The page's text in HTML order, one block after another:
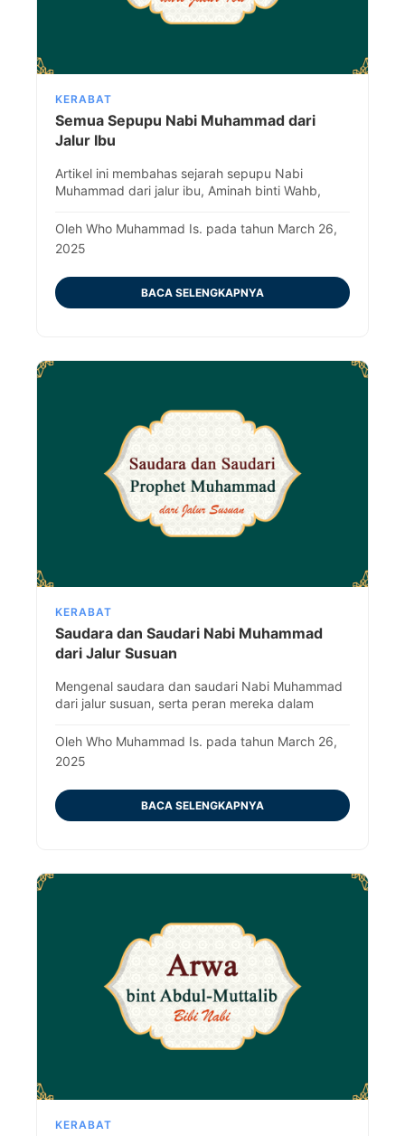
KERABAT
Semua Sepupu Nabi Muhammad dari
Jalur Ibu
Artikel ini membahas sejarah sepupu Nabi
Muhammad dari jalur ibu, Aminah binti Wahb,
terkait.
Oleh Who Muhammad Is. pada tahun March 26,
2025
BACA SELENGKAPNYA
KERABAT
Saudara dan Saudari Nabi Muhammad
dari Jalur Susuan
Mengenal saudara dan saudari Nabi Muhammad
dari jalur susuan, serta peran mereka dalam
Oleh Who Muhammad Is. pada tahun March 26,
2025
BACA SELENGKAPNYA
KERABAT